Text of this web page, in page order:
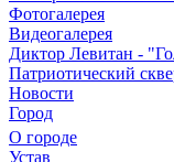
Фотогалерея
Видеогалерея
Диктор Левитан -
Патриотический
Новости
Город
О городе
Устав